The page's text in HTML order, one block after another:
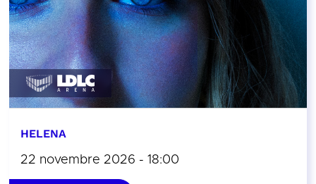
HELENA
22 novembre 2026 - 18:00